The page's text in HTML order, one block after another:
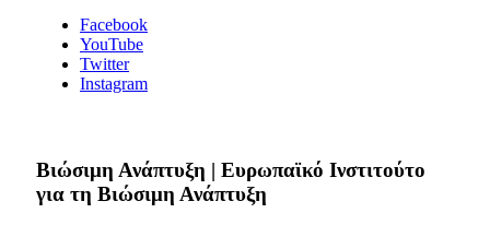
Facebook
YouTube
Twitter
Instagram
Bιώσιμη Ανάπτυξη | Ευρωπαϊκό Ινστιτούτο
για τη Βιώσιμη Ανάπτυξη